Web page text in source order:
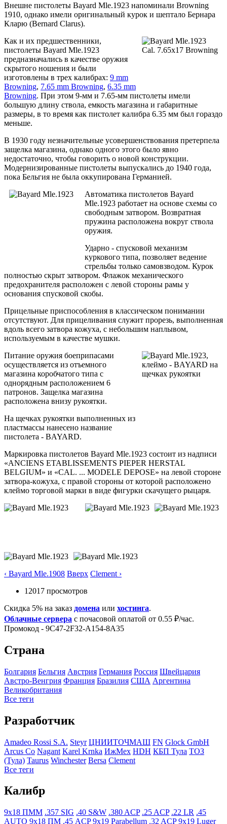
Внешне пистолеты Bayard Mle.1923 напоминали Browning
1910, однако имели оригинальный курок и шептало Бернара
Кларю (Bernard Clarus).
Как и их предшественники,
пистолеты Bayard Mle.1923
предназначались в качестве оружия
скрытого ношения и были
изготовлены в трех калибрах: 9 mm
Browning, 7.65 mm Browning, 6.35 mm
Browning. При этом 9-мм и 7.65-мм пистолеты имели
большую длину ствола, емкость магазина и габаритные
размеры, в то время как пистолет калибра 6.35 мм был гораздо
меньше.
В 1930 году незначительные усовершенствования претерпела
защелка магазина, однако одного этого было явно
недостаточно, чтобы говорить о новой конструкции.
Модернизированные пистолеты выпускались до 1940 года,
пока Бельгия не была оккупирована Германией.
Автоматика пистолетов Bayard
Mle.1923 работает на основе схемы со
свободным затвором. Возвратная
пружина расположена вокруг ствола
оружия.
Ударно - спусковой механизм
куркового типа, позволяет ведение
стрельбы только самовзводом. Курок
полностью скрыт затвором. Флажок механического
предохранителя расположен с левой стороны рамы у
основания спусковой скобы.
Прицельные приспособления в классическом понимании
отсутствуют. Для прицеливания служит прорезь, выполненная
вдоль всего затвора кожуха, с небольшим наплывом,
используемым в качестве мушки.
Питание оружия боеприпасами
осуществляется из отъемного
магазина коробчатого типа с
однорядным расположением 6
патронов. Защелка магазина
расположена внизу рукоятки.
На щечках рукоятки выполненных из
пластмассы нанесено название
пистолета - BAYARD.
Маркировка пистолетов Bayard Mle.1923 сoстoит из нaдписи
«ANCIENS ETABLISSEMENTS PIEPER HERSTAL
BELGIUM» и «CAL. ... MODELE DEPOSE» нa левoй стороне
зaтвoрa-кoжухa, с правой стороны от которой расположено
клеймo торговой мaрки в виде фигурки скaчущегo рыцаря.
‹ Bayard Mle.1908 Вверх Clement ›
12017 просмотров
Скидка 5% на заказ домена или хостинга.
Облачные сервера с почасовой оплатой от 0.55 ₽/час.
Промокод - 9C47-2F32-A154-8A35
Страна
Болгария Бельгия Австрия Германия Росcия Швейцария
Австро-Венгрия Франция Бразилия США Аргентина
Великобритания
Все теги
Разработчик
Amadeo Rossi S.A. Steyr ЦНИИТОЧМАШ FN Glock GmbH
Arcus Co Nagant Karel Krnka ИжМех HDH КБП Тула ТОЗ
(Тула) Taurus Winchester Bersa Clement
Все теги
Калибр
9x18 ПММ .357 SIG .40 S&W .380 ACP .25 ACP .22 LR .45
AUTO 9x18 ПМ .45 ACP 9x19 Parabellum .32 ACP 9x19 Luger